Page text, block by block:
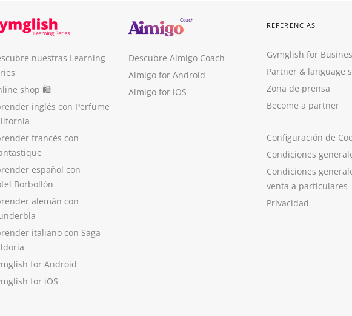
nuestras Learning
shop 🛍
inglés con Perfume
francés con
español con
Borbollón
alemán con
italiano con Saga
for Android
for iOS
Descubre Aimigo Coach
Aimigo for Android
Aimigo for iOS
REFERENCIAS
Gymglish for
Partner & language
Zona de prensa
Become a partner
----
Configuración de
Condiciones
Condiciones
venta a particulares
Privacidad